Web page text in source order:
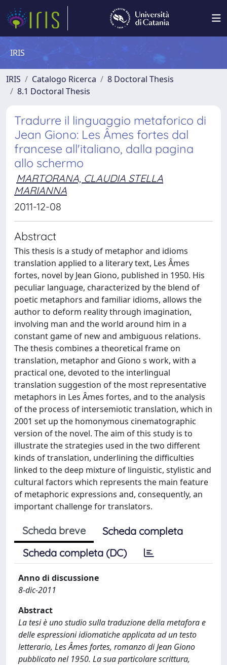
IRIS
IRIS Catalogo Ricerca
8 Doctoral Thesis
8.1 Doctoral Thesis
Tradurre il linguaggio metaforico di
Jean Giono: Les Âmes fortes dal
francese all'italiano, dalla pagina
allo schermo
MARTORANA, CLAUDIA STELLA
MARIANNA
2011-12-08
Abstract
This thesis is a study of metaphor and idioms
translation applied to a literary text, Les Âmes
fortes, novel by Jean Giono, published in 1950. His
peculiar language, characterized by the blend of
poetic metaphors and familiar idioms, allows the
author to deform reality through imagination,
involving man and the world around him in a
constant game of new and ambiguous relations.
The thesis combines a theoretical frame on
translation, metaphor and Giono s work, with a
practical one, devoted to the interlingual
translation suggestion of the most representative
metaphors in Les Âmes fortes, and to the analysis
of the process of intersemiotic translation, which in
2001 set up the homonymous cinematographic
version of the novel. The aim of this study is to
illustrate the strategies used in the two different
kinds of translation, underlining the difficulties
linked to the deep mixture of linguistic, stylistic and
cultural factors which represents the main feature
of metaphoric expressions and, consequently, an
important challenge for translators.
Scheda breve
Scheda completa
Scheda completa (DC)
Anno di discussione
8-dic-2011
Abstract
La tesi è uno studio sulla traduzione della metafora e
delle espressioni idiomatiche applicata ad un testo
letterario, Les Âmes fortes, romanzo di Jean Giono
pubblicato nel 1950. La sua particolare scrittura,